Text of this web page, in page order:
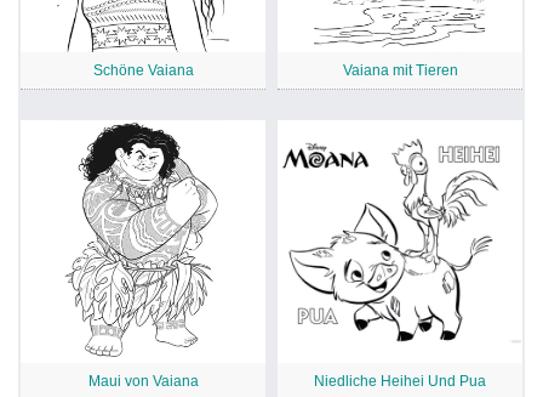
Schöne Vaiana Vaiana mit Tieren
Maui von Vaiana Niedliche Heihei Und Pua